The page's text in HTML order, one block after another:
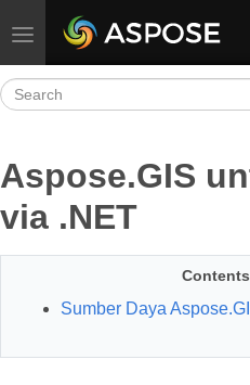
Toggle navigation
Aspose.GIS
via .NET
Contents
Sumber Daya